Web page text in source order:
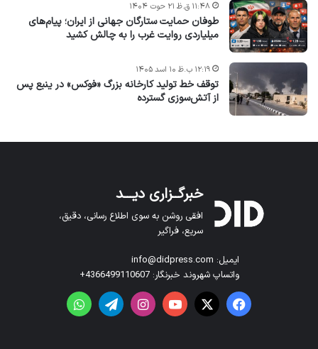
طوفان حمایت ستارگان جهانی از ایران؛ پیام‌های
میلیاردی روایت غرب را به چالش کشید
۱۱:۴۸ ق.ظ ۲۱ حوت ۱۴۰۴
توقف خط تولید کارخانه بزرگ «فوکس» در ینبع پس
از آتش‌سوزی گسترده
۱۲:۱۹ ب.ظ ۱۰ اسد ۱۴۰۵
خبرگــزاری دیـــد
افقی روشن به سوی اطلاع رسانی، دقیق،
سریع، فراگیر
ایمیل: info@didpress.com
واتساپ شهروند خبرنگار: 4366499110607+
فیس بوک X یوتیوباینستاگرامتلگرامواتس آپ